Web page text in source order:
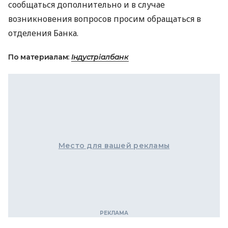
сообщаться дополнительно и в случае
возникновения вопросов просим обращаться в
отделения Банка.
По материалам: Індустріалбанк
Место для вашей рекламы